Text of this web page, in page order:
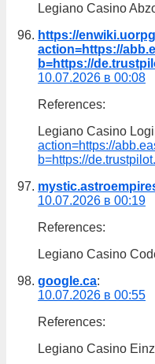
Legiano Casino
https://
action=https://
b=https://
10.07.2026 в 00:08
References:
Legiano Casino
action=https://
b=https://
10.07.2026 в 00:19
References:
Legiano Casino
google.ca:
10.07.2026 в 00:55
References:
Legiano Casino